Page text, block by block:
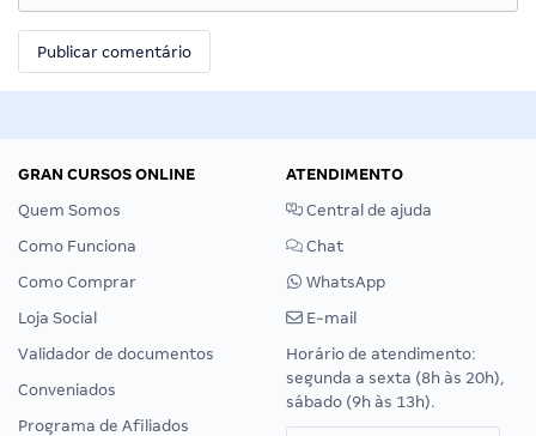
GRAN CURSOS ONLINE
Quem Somos
Como Funciona
Como Comprar
Loja Social
Validador de documentos
Conveniados
Programa de Afiliados
ATENDIMENTO
Central de ajuda
Chat
WhatsApp
E-mail
Horário de atendimento:
segunda a sexta (8h às 20h),
sábado (9h às 13h).